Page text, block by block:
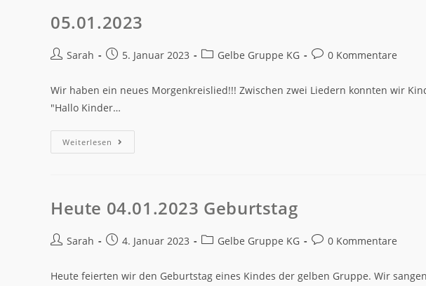
05.01.2023
Sarah 5. Januar 2023 Gelbe Gruppe KG 0 Kommentare
Wir haben ein neues Morgenkreislied!!! Zwischen zwei Liedern konnten wir
"Hallo Kinder…
Weiterlesen
Heute 04.01.2023 Geburtstag
Sarah 4. Januar 2023 Gelbe Gruppe KG 0 Kommentare
Heute feierten wir den Geburtstag eines Kindes der gelben Gruppe. Wir